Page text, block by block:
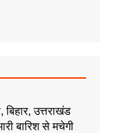
बिहार, उत्तराखंड
बारिश से मचेगी